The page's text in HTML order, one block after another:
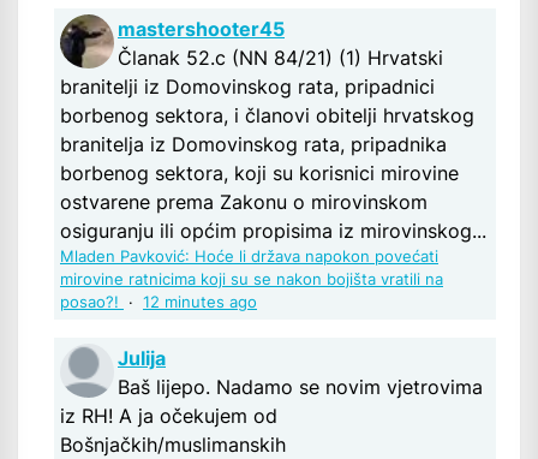
mastershooter45
Članak 52.c (NN 84/21) (1) Hrvatski
branitelji iz Domovinskog rata, pripadnici
borbenog sektora, i članovi obitelji hrvatskog
branitelja iz Domovinskog rata, pripadnika
borbenog sektora, koji su korisnici mirovine
ostvarene prema Zakonu o mirovinskom
osiguranju ili općim propisima iz mirovinskog...
Mladen Pavković: Hoće li država napokon povećati
mirovine ratnicima koji su se nakon bojišta vratili na
posao?!
· 12 minutes ago
Julija
Baš lijepo. Nadamo se novim vjetrovima
iz RH! A ja očekujem od
Bošnjačkih/muslimanskih